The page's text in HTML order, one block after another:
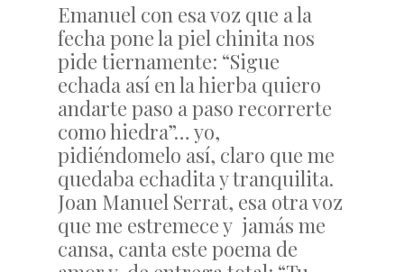
Emanuel con esa voz que a la
fecha pone la piel chinita nos
pide tiernamente: “Sigue
echada así en la hierba quiero
andarte paso a paso recorrerte
como hiedra”… yo,
pidiéndomelo así, claro que me
quedaba echadita y tranquilita.
Joan Manuel Serrat, esa otra voz
que me estremece y jamás me
cansa, canta este poema de